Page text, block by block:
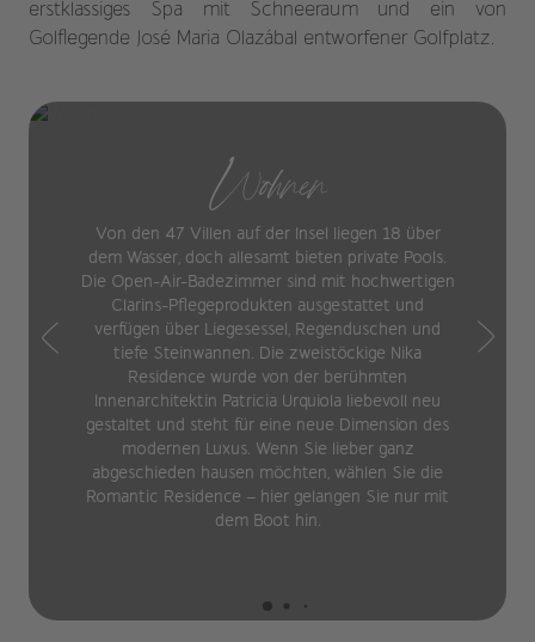
erstklassiges Spa mit Schneeraum und ein von
Golflegende José Maria Olazábal entworfener Golfplatz.
Wohnen
Von den 47 Villen auf der Insel liegen 18 über
dem Wasser, doch allesamt bieten private Pools.
Die Open-Air-Badezimmer sind mit hochwertigen
Clarins-Pflegeprodukten ausgestattet und
verfügen über Liegesessel, Regenduschen und
tiefe Steinwannen. Die zweistöckige Nika
Residence wurde von der berühmten
Innenarchitektin Patricia Urquiola liebevoll neu
gestaltet und steht für eine neue Dimension des
modernen Luxus. Wenn Sie lieber ganz
abgeschieden hausen möchten, wählen Sie die
Romantic Residence – hier gelangen Sie nur mit
dem Boot hin.